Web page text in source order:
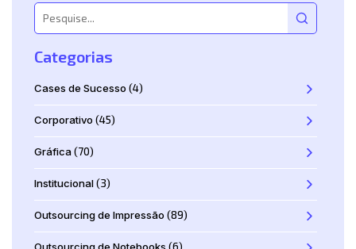
Categorias
Cases de Sucesso (4)
Corporativo (45)
Gráfica(70)
Institucional(3)
Outsourcing de Impressão (89)